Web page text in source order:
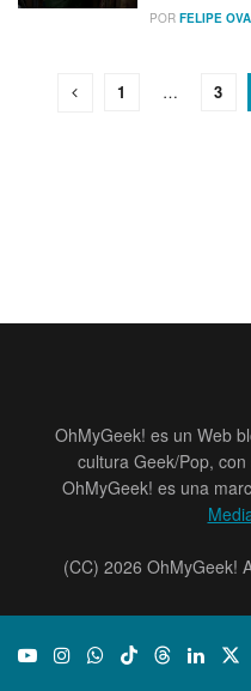
POR FELIPE
1 … 3
OhMyGeek! es un Web
cultura Geek/Pop,
OhMyGeek! es una
(CC) 2026 OhMyGeek!